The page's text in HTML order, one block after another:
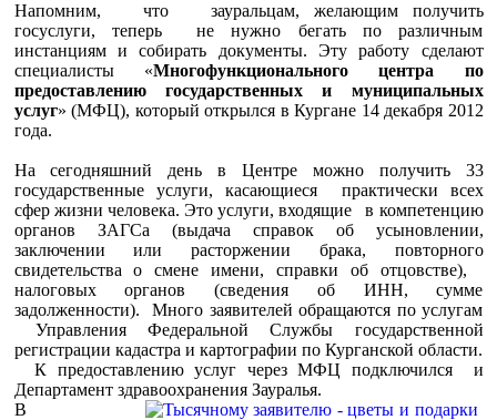
Напомним, что зауральцам, желающим получить
госуслуги, теперь не нужно бегать по различным
инстанциям и собирать документы. Эту работу сделают
специалисты «Многофункционального центра по
предоставлению государственных и муниципальных
услуг» (МФЦ), который открылся в Кургане 14 декабря 2012
года.
На сегодняшний день в Центре можно получить 33
государственные услуги, касающиеся практически всех
сфер жизни человека. Это услуги, входящие в компетенцию
органов ЗАГСа (выдача справок об усыновлении,
заключении или расторжении брака, повторного
свидетельства о смене имени, справки об отцовстве),
налоговых органов (сведения об ИНН, сумме
задолженности). Много заявителей обращаются по услугам
Управления Федеральной Службы государственной
регистрации кадастра и картографии по Курганской области.
К предоставлению услуг через МФЦ подключился и
Департамент здравоохранения Зауралья.
В